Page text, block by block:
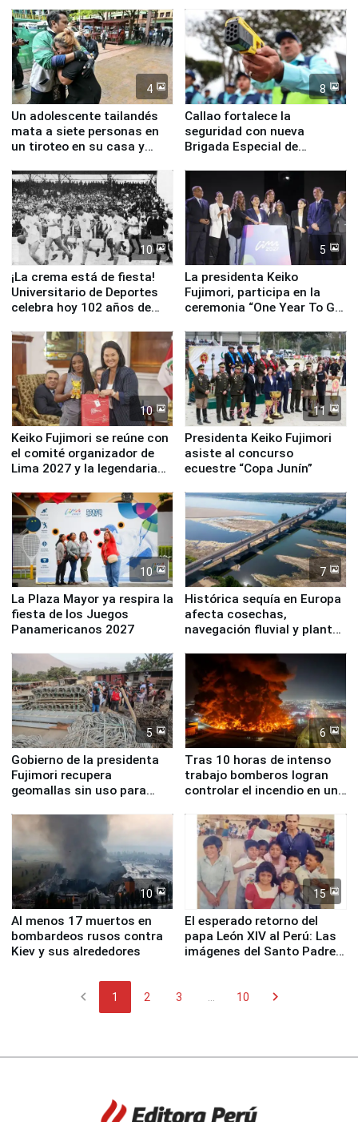
4
Un adolescente tailandés
mata a siete personas en
un tiroteo en su casa y
8
Callao fortalece la
seguridad con nueva
Brigada Especial de
equipamiento para
Serenazgo
10
¡La crema está de fiesta!
Universitario de Deportes
celebra hoy 102 años de
5
La presidenta Keiko
Fujimori, participa en la
ceremonia “One Year To Go
10
Keiko Fujimori se reúne con
el comité organizador de
Lima 2027 y la legendaria
11
Presidenta Keiko Fujimori
asiste al concurso
ecuestre “Copa Junín”
10
La Plaza Mayor ya respira la
fiesta de los Juegos
Panamericanos 2027
7
Histórica sequía en Europa
afecta cosechas,
navegación fluvial y plantas
5
Gobierno de la presidenta
Fujimori recupera
geomallas sin uso para
Fenómeno El Niño
6
Tras 10 horas de intenso
trabajo bomberos logran
controlar el incendio en una
de Chile
10
Al menos 17 muertos en
bombardeos rusos contra
Kiev y sus alrededores
15
El esperado retorno del
papa León XIV al Perú: Las
imágenes del Santo Padre
chevron_left 1 2 3 10 chevron_right